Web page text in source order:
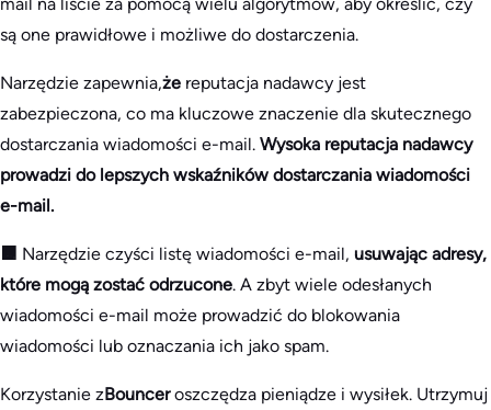
mail na liście za pomocą wielu algorytmów, aby określić, czy
są one prawidłowe i możliwe do dostarczenia.
Narzędzie zapewnia,że reputacja nadawcy jest
zabezpieczona, co ma kluczowe znaczenie dla skutecznego
dostarczania wiadomości e-mail. Wysoka reputacja nadawcy
prowadzi do lepszych wskaźników dostarczania wiadomości
e-mail.
Narzędzie czyści listę wiadomości e-mail, usuwając adresy,
które mogą zostać odrzucone. A zbyt wiele odesłanych
wiadomości e-mail może prowadzić do blokowania
wiadomości lub oznaczania ich jako spam.
Korzystanie zBounceroszczędza pieniądze i wysiłek. Utrzymuj